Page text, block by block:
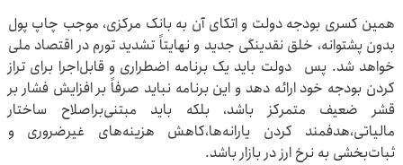
همین کسری بودجه‌ دولت و اتکای آن به بانک مرکزی، موجب چاپ پول
بدون پشتوانه، خلق نقدینگی جدید و نهایتاً تشدید تورم در اقتصاد ملی
خواهد شد. پس دولت باید یک برنامه‌ اضطراری و قابل‌اجرا برای تراز
کردن بودجه خود ارائه دهد و این برنامه نباید صرفاً بر افزایش فشار بر
قشر ضعیف متمرکز باشد، بلکه باید مبتنی‌براصلاح ساختار
مالیاتی،هدفمند کردن یارانه‌ها،کاهش هزینه‌های غیرضروری و
ثبات‌بخشی به نرخ ارز در بازار باشد.